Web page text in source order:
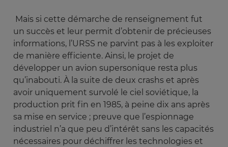
Mais si cette démarche de renseignement fut
un succès et leur permit d’obtenir de précieuses
informations, l’URSS ne parvint pas à les exploiter
de manière efficiente. Ainsi, le projet de
développer un avion supersonique resta plus
qu’inabouti. À la suite de deux crashs et après
avoir uniquement survolé le ciel soviétique, la
production prit fin en 1985, à peine dix ans après
sa mise en service ; preuve que l’espionnage
industriel n’a que peu d’intérêt sans les capacités
nécessaires pour déchiffrer les technologies et